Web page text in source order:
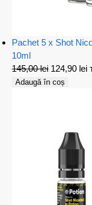
Pachet 5 x Shot
10ml
145,00lei 124,90 lei
Adaugă în coș